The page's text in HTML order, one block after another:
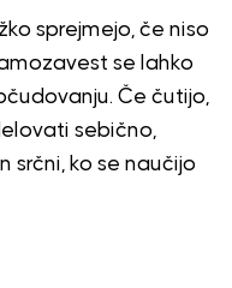
sprejmejo, če niso
se lahko
Če čutijo,
sebično,
srčni, ko se naučijo